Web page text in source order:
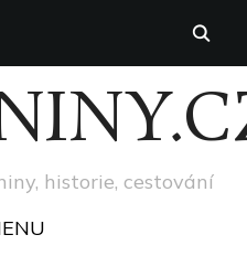
historie, cestování